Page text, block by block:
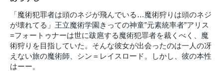
「魔術犯罪者は頭のネジが飛んでいる…魔術狩りは頭のネジ
が壊れてる」王立魔術学園きっての神童”元素統率者”アリス
=フォートゥナーは世に跋扈する魔術犯罪者を裁くべく、魔
術狩りを目指していた。そんな彼女が出会ったのは一人の冴
えない旅の魔術師、シン＝レイスロード。しかし、彼の本性
はーー。